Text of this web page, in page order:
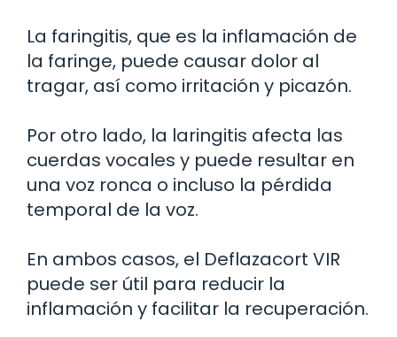
La faringitis, que es la inflamación de
la faringe, puede causar dolor al
tragar, así como irritación y picazón.
Por otro lado, la laringitis afecta las
cuerdas vocales y puede resultar en
una voz ronca o incluso la pérdida
temporal de la voz.
En ambos casos, el Deflazacort VIR
puede ser útil para reducir la
inflamación y facilitar la recuperación.